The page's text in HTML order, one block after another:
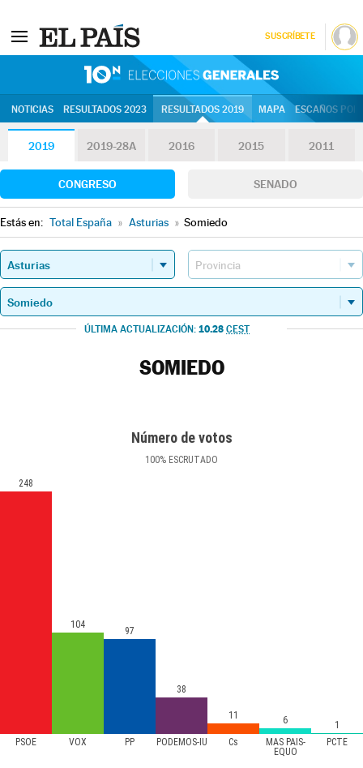
SUSCRÍBETE
NOTICIAS RESULTADOS 2023 RESULTADOS 2019 MAPA ESCAÑOS
2019 2019-28A 2016 2015 2011
CONGRESO SENADO
Estás en: Total España » Asturias » Somiedo
ÚLTIMA ACTUALIZACIÓN: 10.28 CEST
SOMIEDO
Número de votos
100% ESCRUTADO
PSOE VOX PP PODEMOS-IU Cs
MÁS PAÍS-
EQUO
PCTE
248
104
97
38
11 6 1